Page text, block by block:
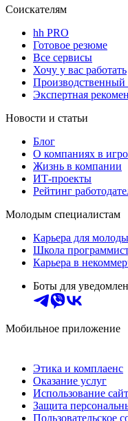
Соискателям
hh PRO
Готовое резюме
Все сервисы
Хочу у вас работать
Производственный
Экспертная
Новости и статьи
Блог
О компаниях в
Жизнь в компании
ИТ-проекты
Рейтинг
Молодым специалистам
Карьера для
Школа
Карьера в
Боты для
Мобильное приложение
Этика и комплаенс
Оказание услуг
Использование
Защита
Пользовательское